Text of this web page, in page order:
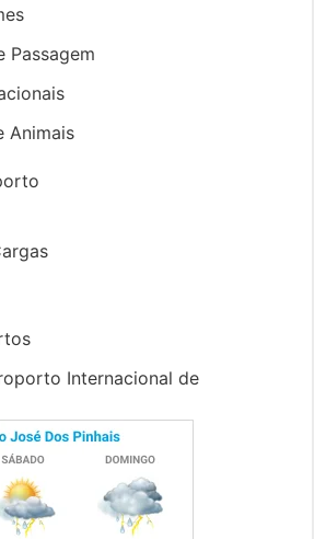
Passagem
Animais
Internacional de